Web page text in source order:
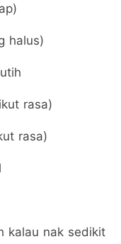
halus)
rasa)
rasa)
kalau nak sedikit